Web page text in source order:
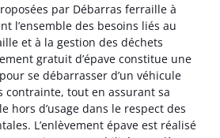
par Débarras ferraille à
l’ensemble des besoins liés au
et à la gestion des déchets
gratuit d’épave constitue une
se débarrasser d’un véhicule
contrainte, tout en assurant sa
hors d’usage dans le respect des
L’enlèvement épave est réalisé